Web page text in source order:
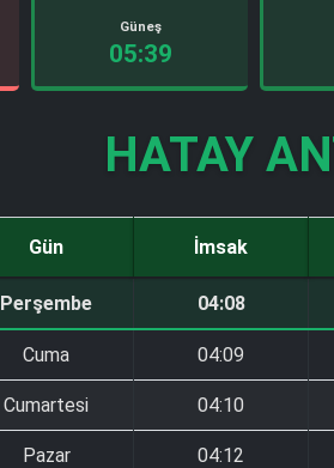
Güneş
05:39
HATAY
Gün İmsak
Perşembe 04:08
Cuma 04:09
Cumartesi 04:10
Pazar 04:12